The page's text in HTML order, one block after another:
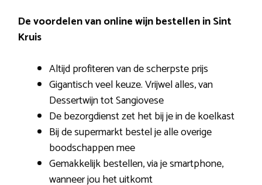
De voordelen van online wijn bestellen in Sint
Kruis
Altijd profiteren van de scherpste prijs
Gigantisch veel keuze. Vrijwel alles, van
Dessertwijn tot Sangiovese
De bezorgdienst zet het bij je in de koelkast
Bij de supermarkt bestel je alle overige
boodschappen mee
Gemakkelijk bestellen, via je smartphone,
wanneer jou het uitkomt